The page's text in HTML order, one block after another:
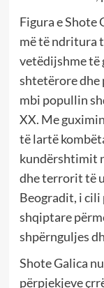
Figura e Shote
më të ndritura
vetëdijshme të
shtetërore dhe
mbi popullin
XX. Me
të lartë
kundërshtimit
dhe terrorit të
Beogradit, i cili
shqiptare
shpërnguljes
Shote Galica
përpjekjeve